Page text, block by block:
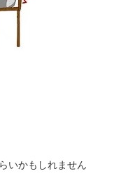
いかもしれません